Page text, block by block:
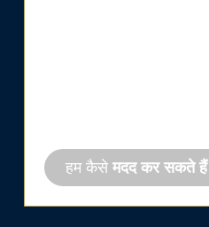
हम कैसेमदद कर सकते हैं